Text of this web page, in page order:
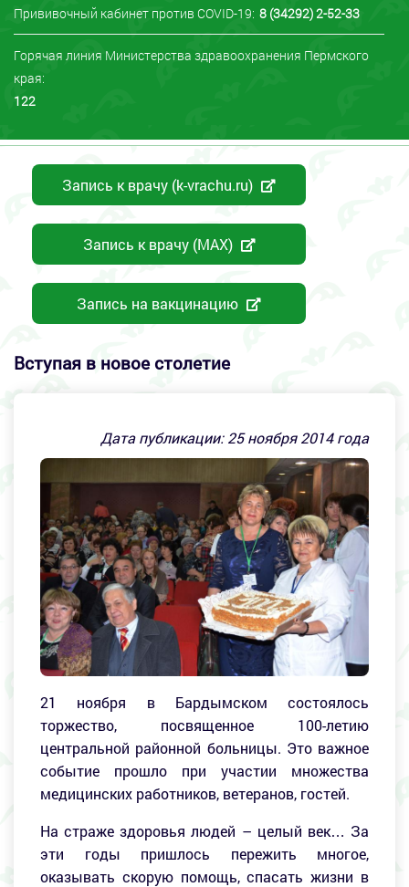
Прививочный кабинет против COVID-19: 8 (34292) 2-52-33
Горячая линия Министерства здравоохранения Пермского
края:
122
Запись к врачу (k-vrachu.ru)
Запись к врачу (MAX)
Запись на вакцинацию
Вступая в новое столетие
Дата публикации:25ноября 2014 года
21 ноября в Бардымском состоялось
торжество, посвященное 100-летию
центральной районной больницы. Это важное
событие прошло при участии множества
медицинских работников, ветеранов, гостей.
На страже здоровья людей – целый век… За
эти годы пришлось пережить многое,
оказывать скорую помощь, спасать жизни в